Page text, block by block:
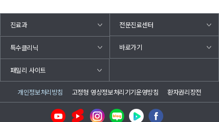
진료과 전문진료센터
특수클리닉 바로가기
패밀리 사이트
개인정보처리방침 고정형 영상정보처리기기운영방침 환자권리장전